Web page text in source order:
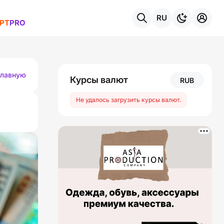
PRO
RU
Курсы валют RUB
Не удалось загрузить курсы валют.